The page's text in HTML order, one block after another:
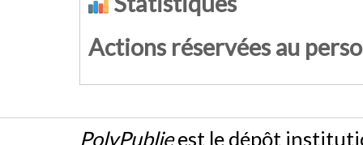
Actions réservées au
PolyPublieest le dépôt